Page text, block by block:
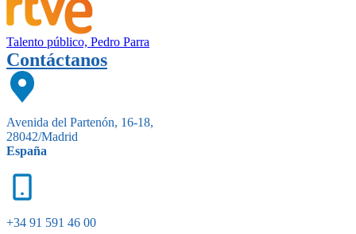
Talento público, Pedro Parra
Contáctanos
Avenida del Partenón, 16-18,
28042/Madrid
España
+34 91 591 46 00